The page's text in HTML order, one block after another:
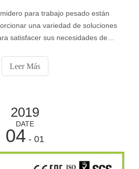
para trabajo pesado están
una variedad de soluciones
satisfacer sus necesidades de
flexibilidad en cualquier sumidero
o seco) y en aplicaciones a cielo
Leer Más
2019
DATE
04 - 01